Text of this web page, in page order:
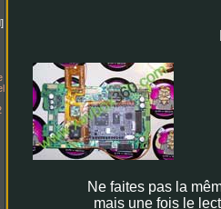
Ne faites pas la
mais une fois le